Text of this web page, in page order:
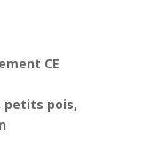
CE
petits pois,